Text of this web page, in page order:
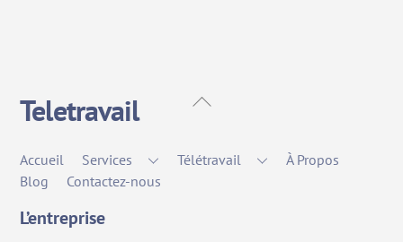
Back
Teletravail
Accueil Services Télétravail
À Propos
Blog
Contactez-nous
L’entreprise